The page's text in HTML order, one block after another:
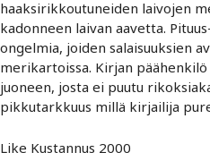
haaksirikkoutuneiden laivojen
kadonneen laivan aavetta.
ongelmia, joiden salaisuuksien
merikartoissa. Kirjan
juoneen, josta ei puutu
pikkutarkkuus millä kirjailija
Like Kustannus 2000